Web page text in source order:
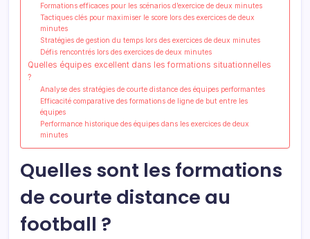
Formations efficaces pour les scénarios d’exercice de deux minutes
Tactiques clés pour maximiser le score lors des exercices de deux
minutes
Stratégies de gestion du temps lors des exercices de deux minutes
Défis rencontrés lors des exercices de deux minutes
Quelles équipes excellent dans les formations situationnelles
?
Analyse des stratégies de courte distance des équipes performantes
Efficacité comparative des formations de ligne de but entre les
équipes
Performance historique des équipes dans les exercices de deux
minutes
Quelles sont les formations
de courte distance au
football ?